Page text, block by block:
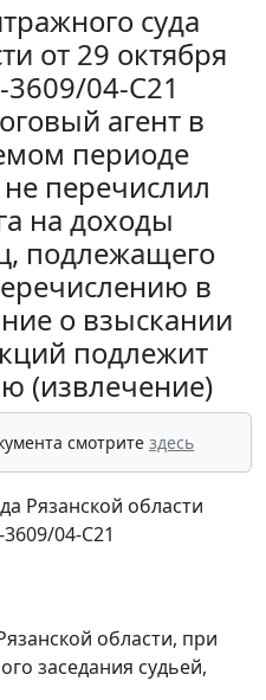
суда
от 29 октября
3609/04-С21
агент в
периоде
перечислил
на доходы
подлежащего
в
о взыскании
подлежит
(извлечение)
смотрите здесь
Рязанской области
04-С21
области, при
заседания судьей,